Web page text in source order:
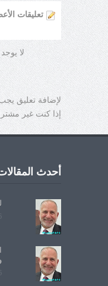
تعليقات
لا
لإضافة تعليق
إذا كنت غير
أحدث